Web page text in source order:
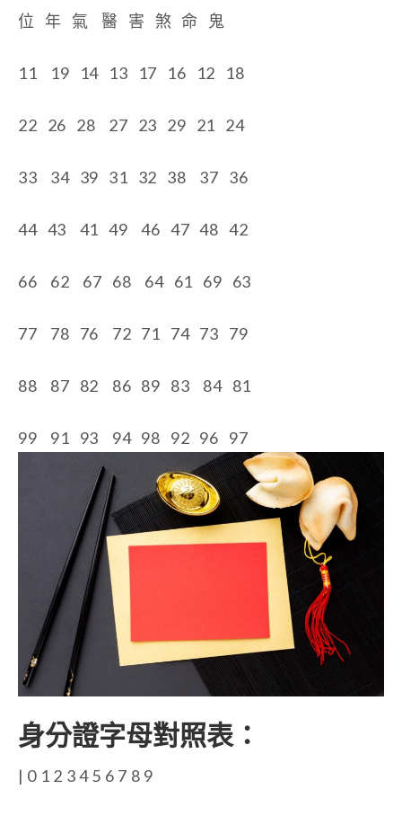
位 年 氣 醫 害 煞 命 鬼
11 19 14 13 17 16 12 18
22 26 28 27 23 29 21 24
33 34 39 31 32 38 37 36
44 43 41 49 46 47 48 42
66 62 67 68 64 61 69 63
77 78 76 72 71 74 73 79
88 87 82 86 89 83 84 81
99 91 93 94 98 92 96 97
身分證字母對照表：
| 0 1 2 3 4 5 6 7 8 9